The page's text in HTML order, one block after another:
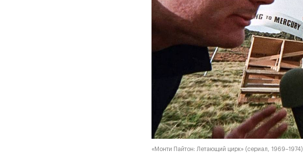
«Монти Пайтон: Летающий цирк» (сериал, 1969–1974)